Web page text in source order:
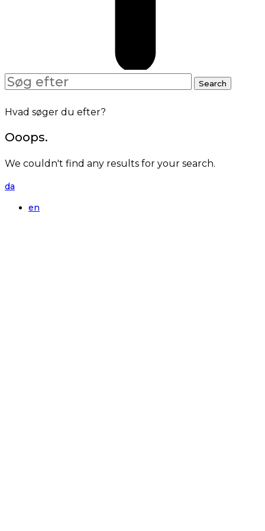
Search
for:
Search
Hvad søger du efter?
Ooops.
We couldn't find any results for your search.
da
en